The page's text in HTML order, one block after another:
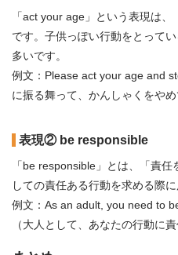
「act your age」という表現は
です。子供っぽい行動をとって
多いです。
例文：Please act your age and
に振る舞って、かんしゃくをやめ
表現② be responsible
「be responsible」とは、「責
しての責任ある行動を求める際に
例文：As an adult, you need to
（大人として、あなたの行動に